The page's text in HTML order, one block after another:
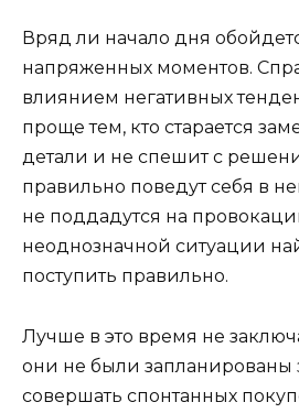
Вряд ли начало дня
напряженных моментов.
влиянием негативных
проще тем, кто старается
детали и не спешит с
правильно поведут себя в
не поддадутся на
неоднозначной ситуации
поступить правильно.
Лучше в это время не
они не были запланированы
совершать спонтанных